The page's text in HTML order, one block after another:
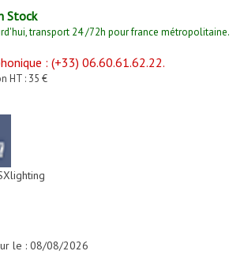
Amplificateurs Multi-Canaux
Casques Stéréo
Et Caissons Basses
Stock
transport 24 /72h pour france métropolitaine.
: (+33) 06.60.61.62.22.
HT : 35 €
le : 08/08/2026